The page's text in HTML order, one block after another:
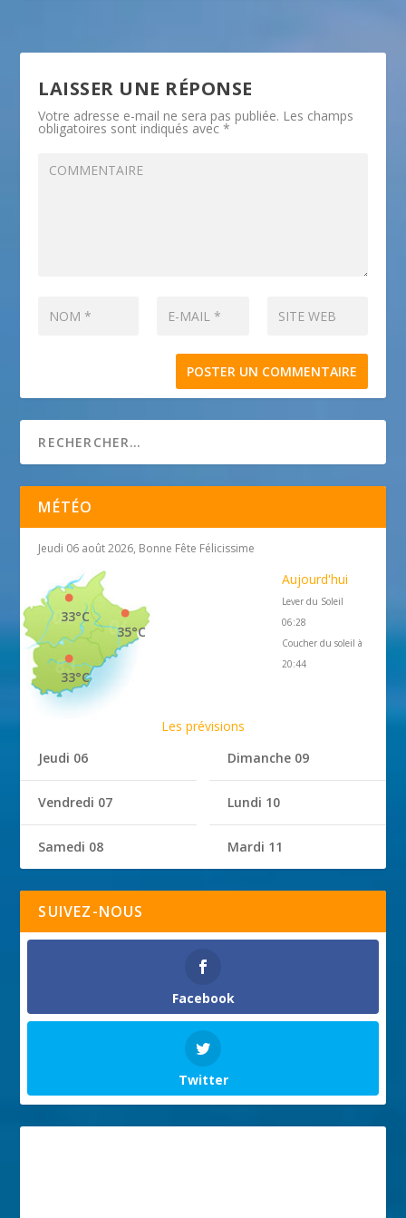
LAISSER UNE RÉPONSE
Votre adresse e-mail ne sera pas publiée. Les champs
obligatoires sont indiqués avec*
MÉTÉO
Jeudi 06 août 2026, Bonne Fête Félicissime
35°C
33°C
33°C
Aujourd'hui
Lever du Soleil
06:28
Coucher du soleil à
20:44
Les prévisions
Jeudi 06
Vendredi 07
Samedi 08
Dimanche 09
Lundi 10
Mardi 11
SUIVEZ-NOUS
Facebook
Twitter